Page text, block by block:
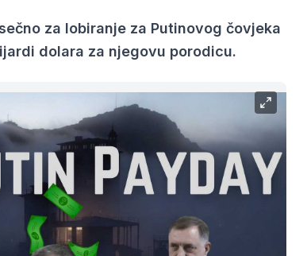
za lobiranje za Putinovog čovjeka
dolara za njegovu porodicu.